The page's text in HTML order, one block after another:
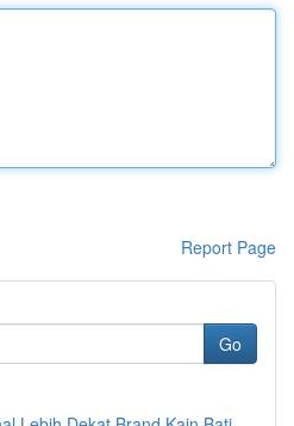
Report Page
Go